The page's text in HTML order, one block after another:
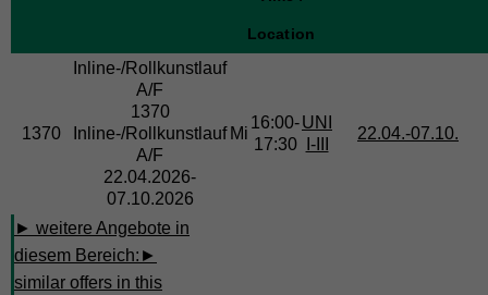
Location
1370
Inline-/Rollkunstlauf
A/F
1370
Inline-/Rollkunstlauf
A/F
22.04.2026-
07.10.2026
Mi
16:00-
17:30
UNI
I-III
22.04.-07.10.
► weitere Angebote in
diesem Bereich: ►
similar offers in this